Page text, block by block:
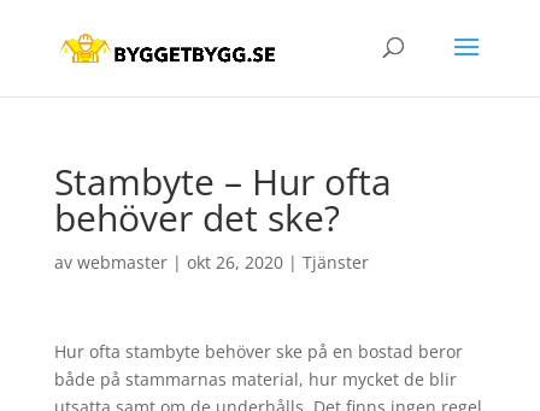
Stambyte – Hur ofta
behöver det ske?
av webmaster| okt 26, 2020| Tjänster
Hur ofta stambyte behöver ske på en bostad beror
både på stammarnas material, hur mycket de blir